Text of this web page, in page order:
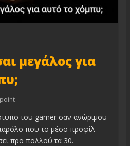
μεγάλος για
του gamer σαν ανώριμου
που το μέσο προφίλ
προ πολλού τα 30.